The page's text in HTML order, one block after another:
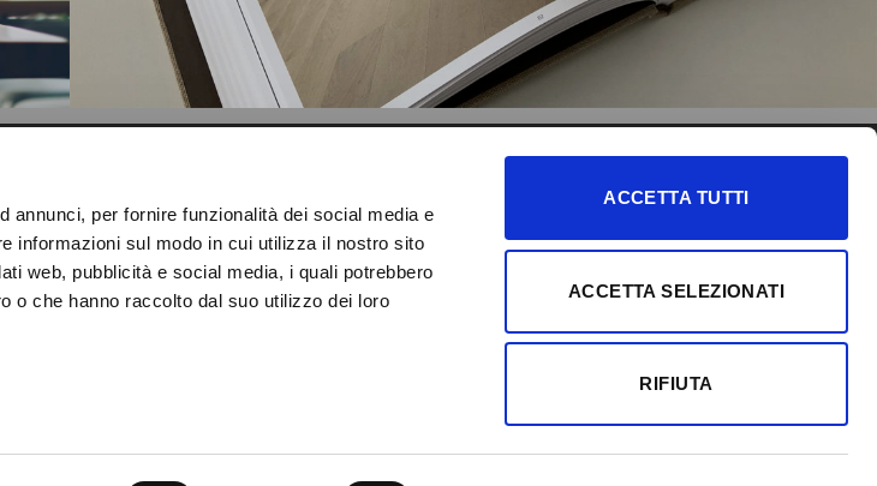
per fornire funzionalità dei social media e
informazioni sul modo in cui utilizza il nostro sito
web, pubblicità e social media, i quali potrebbero
o che hanno raccolto dal suo utilizzo dei loro
ACCETTA TUTTI
ACCETTA SELEZIONATI
RIFIUTA
DOWNLOAD
CERTIFICAZIONI
Scopri le nostre collezioni di
molto altro.